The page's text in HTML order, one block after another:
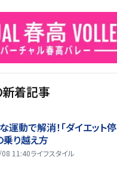
新着記事
運動で解消！「ダイエット停
乗り越え方
11:40ライフスタイル